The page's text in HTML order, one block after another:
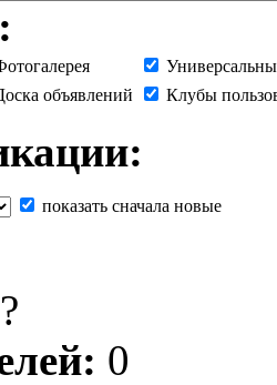
объявлений Клубы
показать сначала новые
0